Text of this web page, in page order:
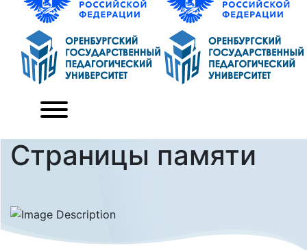
Страницы памяти